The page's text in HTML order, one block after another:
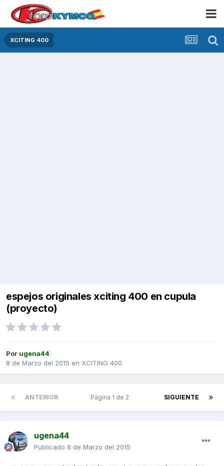
XCITING 400
espejos originales xciting 400 en cupula
(proyecto)
Por ugena44
8 de Marzo del 2015 en XCITING 400
ANTERIOR SIGUIENTE
Página 1 de 2
ugena44
Publicado 8 de Marzo del 2015